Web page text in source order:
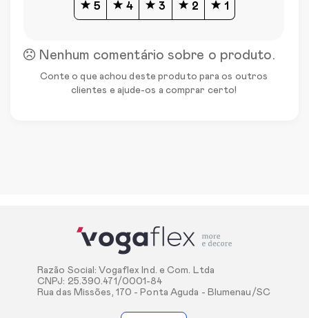
5 4 3 2 1
Nenhum comentário sobre o produto.
Conte o que achou deste produto para os outros
clientes e ajude-os a comprar certo!
Razão Social: Vogaflex Ind. e Com. Ltda
CNPJ: 25.390.471/0001-84
Rua das Missões, 170 - Ponta Aguda - Blumenau/SC